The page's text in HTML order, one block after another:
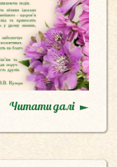
Читати далі